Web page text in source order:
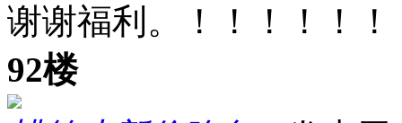
谢谢福利。！！！！！！
92楼